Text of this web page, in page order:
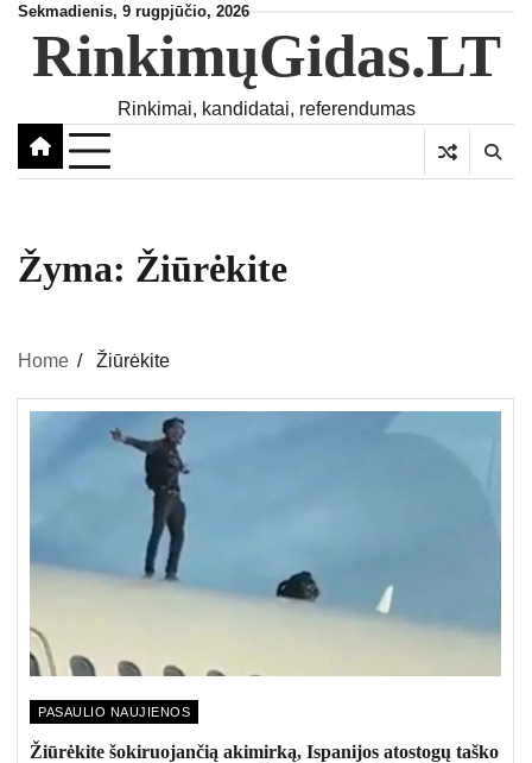
Skip
content
Sekmadienis, 9 rugpjūčio, 2026
RinkimųGidas.LT
Rinkimai, kandidatai, referendumas
Žyma: Žiūrėkite
Home Žiūrėkite
PASAULIO NAUJIENOS
Žiūrėkite šokiruojančią akimirką, Ispanijos atostogų taško